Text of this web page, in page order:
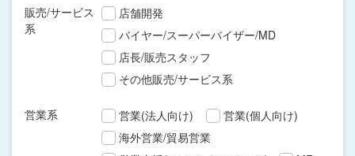
販売/サービス
系
店舗開発
バイヤー/スーパーバイザー/MD
店長/販売スタッフ
その他販売/サービス系
営業系 営業(法人向け)
営業(個人向け)
海外営業/貿易営業